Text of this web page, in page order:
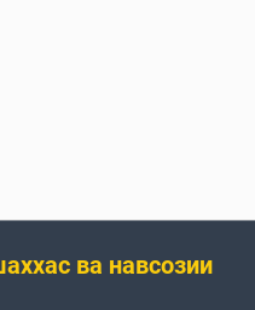
ва навсозии